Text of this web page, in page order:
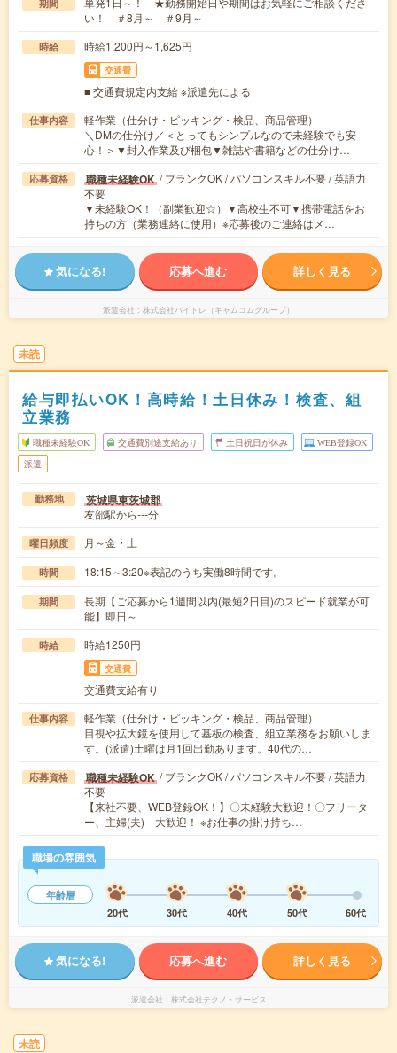
期間
い！ ＃8月～ ＃9月～
時給 時給1,200円～1,625円
交通費
■ 交通費規定内支給 ※派遣先による
仕事内容
軽作業（仕分け・ピッキング・検品、商品管理）
＼DMの仕分け／＜とってもシンプルなので未経験でも安
心！＞▼封入作業及び梱包▼雑誌や書籍などの仕分け…
応募資格 職種未経験OK / ブランクOK / パソコンスキル不要 / 英語力
不要
▼未経験OK！（副業歓迎☆）▼高校生不可▼携帯電話をお
持ちの方（業務連絡に使用）※応募後のご連絡はメ…
気になる! 応募へ進む 詳しく見る
派遣会社 株式会社バイトレ（キャムコムグループ）
未読
給与即払いOK！高時給！土日休み！検査、組
立業務
職種未経験OK 交通費別途支給あり 土日祝日が休み WEB登録OK
派遣
勤務地 茨城県東茨城郡
友部駅から---分
曜日頻度 月～金・土
時間 18:15～3:20※表記のうち実働8時間です。
期間
長期【ご応募から1週間以内(最短2日目)のスピード就業が可
能】即日～
時給 時給1250円
交通費
交通費支給有り
仕事内容
軽作業（仕分け・ピッキング・検品、商品管理）
目視や拡大鏡を使用して基板の検査、組立業務をお願いしま
す。(派遣)土曜は月1回出勤あります。40代の…
応募資格 職種未経験OK / ブランクOK / パソコンスキル不要 / 英語力
不要
【来社不要、WEB登録OK！】〇未経験大歓迎！〇フリータ
ー、主婦(夫) 大歓迎！ ※お仕事の掛け持ち…
職場の雰囲気
年齢層
20代
30代 40代 50代 60代
気になる! 応募へ進む 詳しく見る
派遣会社 株式会社テクノ・サービス
未読